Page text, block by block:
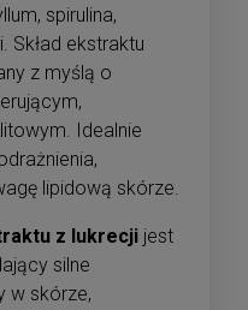
spirulina,
Skład ekstraktu
z myślą o
Idealnie
lipidową skórze.
z lukrecji jest
silne
w skórze,